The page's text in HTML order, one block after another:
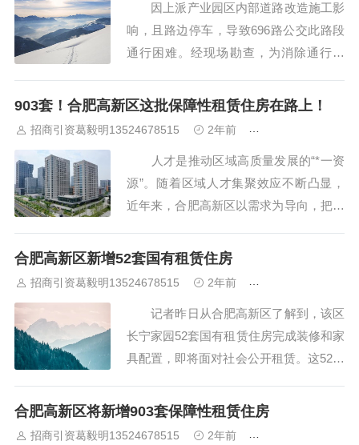
转化可...
因上派产业园区内部道路改造施工影
响，且路边停车，导致696路公交此路段
通行困难。经现场勘查，为消除通行隐
6路计划于7月10日起作临时线路调整，从
结束，并具备通行、停靠条...
903套！合肥高新区这批保障性租赁住房在路上！
招商引资葛毅明13524678515 2年前
人才是推动区域高质量发展的“*一资
源”。随着区域人才集聚效应不断凸显，
近年来，合肥高新区以需求为导向，把保
建设上，提升园区对人才的“磁吸力”。近
公寓位于皖...
合肥高新区新增52套国有租赁住房
招商引资葛毅明13524678515 2年前
记者昨日从合肥高新区了解到，该区
长宁家园52套国有租赁住房完成装修和家
具配置，即将面对社会公开租赁。这52套
次新增的52套国有长租房由合肥高新股份
合肥高新区将新增903套保障性租赁住房
招商引资葛毅明13524678515 2年前